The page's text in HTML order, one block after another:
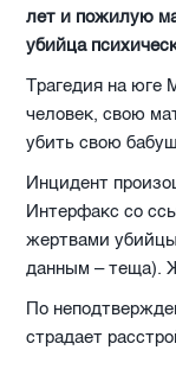
лет и пожилую
убийца
Трагедия на юге
человек, свою
убить свою
Инцидент
Интерфакс со
жертвами
данным – теща).
По
страдает